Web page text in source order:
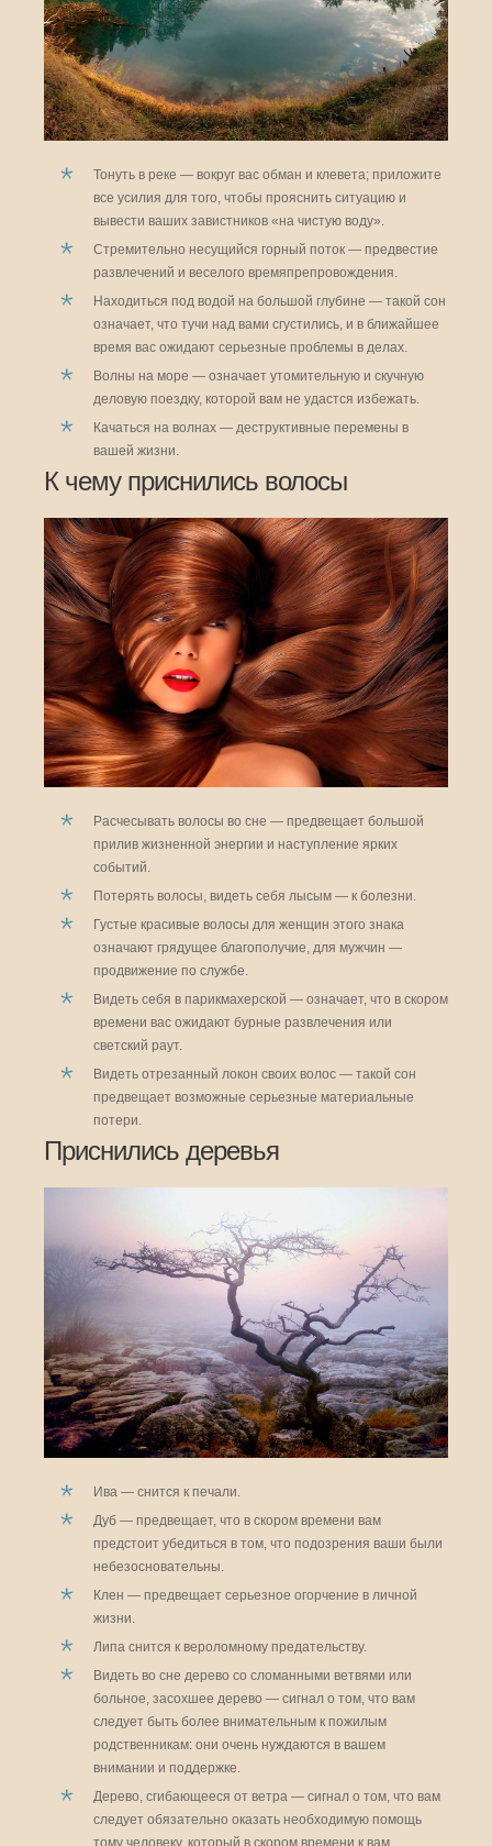
Тонуть в реке — вокруг вас обман и клевета; приложите
все усилия для того, чтобы прояснить ситуацию и
вывести ваших завистников «на чистую воду».
Стремительно несущийся горный поток — предвестие
развлечений и веселого времяпрепровождения.
Находиться под водой на большой глубине — такой сон
означает, что тучи над вами сгустились, и в ближайшее
время вас ожидают серьезные проблемы в делах.
Волны на море — означает утомительную и скучную
деловую поездку, которой вам не удастся избежать.
Качаться на волнах — деструктивные перемены в
вашей жизни.
К чему приснились волосы
Расчесывать волосы во сне — предвещает большой
прилив жизненной энергии и наступление ярких
событий.
Потерять волосы, видеть себя лысым — к болезни.
Густые красивые волосы для женщин этого знака
означают грядущее благополучие, для мужчин —
продвижение по службе.
Видеть себя в парикмахерской — означает, что в скором
времени вас ожидают бурные развлечения или
светский раут.
Видеть отрезанный локон своих волос — такой сон
предвещает возможные серьезные материальные
потери.
Приснились деревья
Ива — снится к печали.
Дуб — предвещает, что в скором времени вам
предстоит убедиться в том, что подозрения ваши были
небезосновательны.
Клен — предвещает серьезное огорчение в личной
жизни.
Липа снится к вероломному предательству.
Видеть во сне дерево со сломанными ветвями или
больное, засохшее дерево — сигнал о том, что вам
следует быть более внимательным к пожилым
родственникам: они очень нуждаются в вашем
внимании и поддержке.
Дерево, сгибающееся от ветра — сигнал о том, что вам
следует обязательно оказать необходимую помощь
тому человеку, который в скором времени к вам